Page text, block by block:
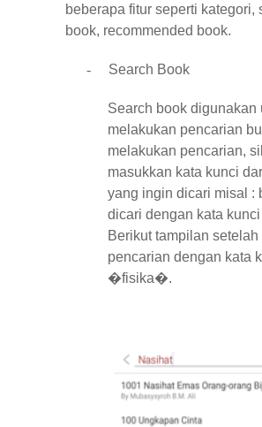
beberapa fitur seperti kategori,
book, recommended book.
- Search Book
Search book digunakan
melakukan pencarian
melakukan pencarian,
masukkan kata kunci
yang ingin dicari misal :
dicari dengan kata
Berikut tampilan
pencarian dengan kata
�fisika�.